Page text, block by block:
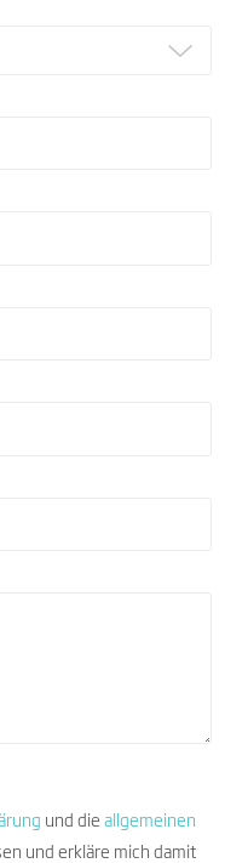
und die allgemeinen
und erkläre mich damit